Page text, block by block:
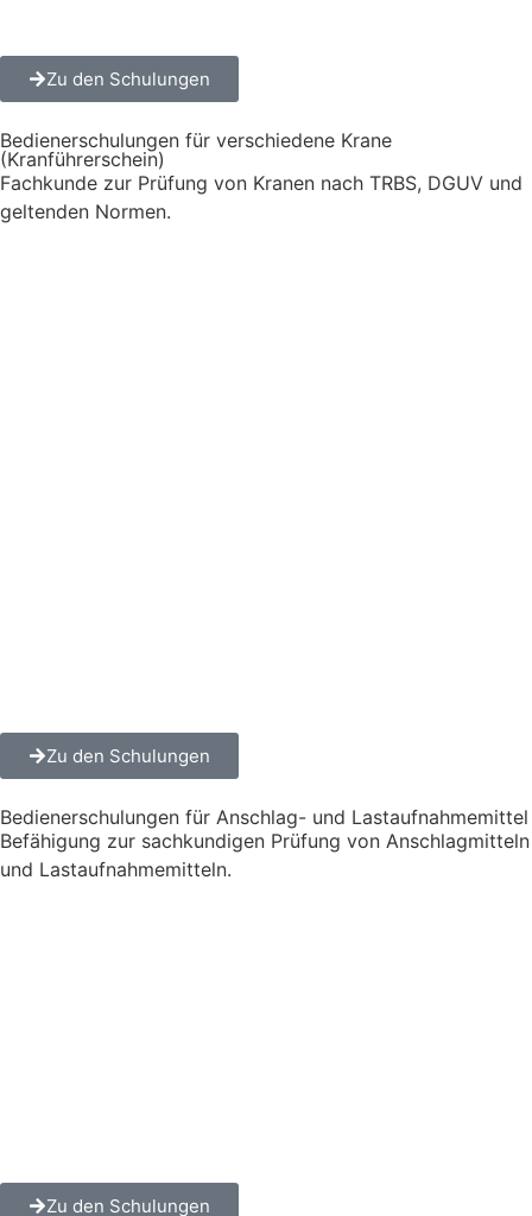
Zu den Schulungen
Bedienerschulungen für verschiedene Krane
(Kranführerschein)
Fachkunde zur Prüfung von Kranen nach TRBS, DGUV und
geltenden Normen.
Zu den Schulungen
Bedienerschulungen für Anschlag- und Lastaufnahmemittel
Befähigung zur sachkundigen Prüfung von Anschlagmitteln
und Lastaufnahmemitteln.
Zu den Schulungen